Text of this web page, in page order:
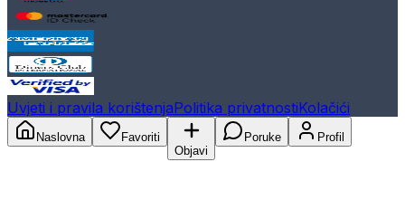
Uvjeti i pravila korištenjaPolitika privatnostiKolačići
Naslovna
Favoriti
Objavi
Poruke Profil